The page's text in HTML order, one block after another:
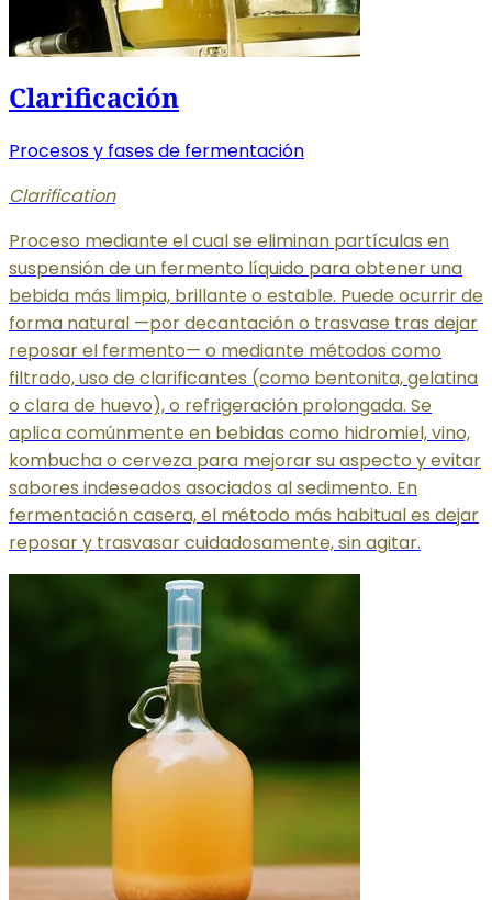
Clarificación
Procesos y fases de fermentación
Clarification
Proceso mediante el cual se eliminan partículas en
suspensión de un fermento líquido para obtener una
bebida más limpia, brillante o estable. Puede ocurrir de
forma natural —por decantación o trasvase tras dejar
reposar el fermento— o mediante métodos como
filtrado, uso de clarificantes (como bentonita, gelatina
o clara de huevo), o refrigeración prolongada. Se
aplica comúnmente en bebidas como hidromiel, vino,
kombucha o cerveza para mejorar su aspecto y evitar
sabores indeseados asociados al sedimento. En
fermentación casera, el método más habitual es dejar
reposar y trasvasar cuidadosamente, sin agitar.